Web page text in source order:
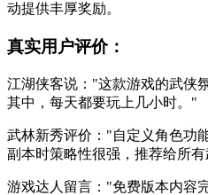
动提供丰厚奖励。
真实用户评价：
江湖侠客说："这款游戏的武侠
其中，每天都要玩上几小时。"
武林新秀评价："自定义角色功
副本时策略性很强，推荐给所
游戏达人留言："免费版本内容